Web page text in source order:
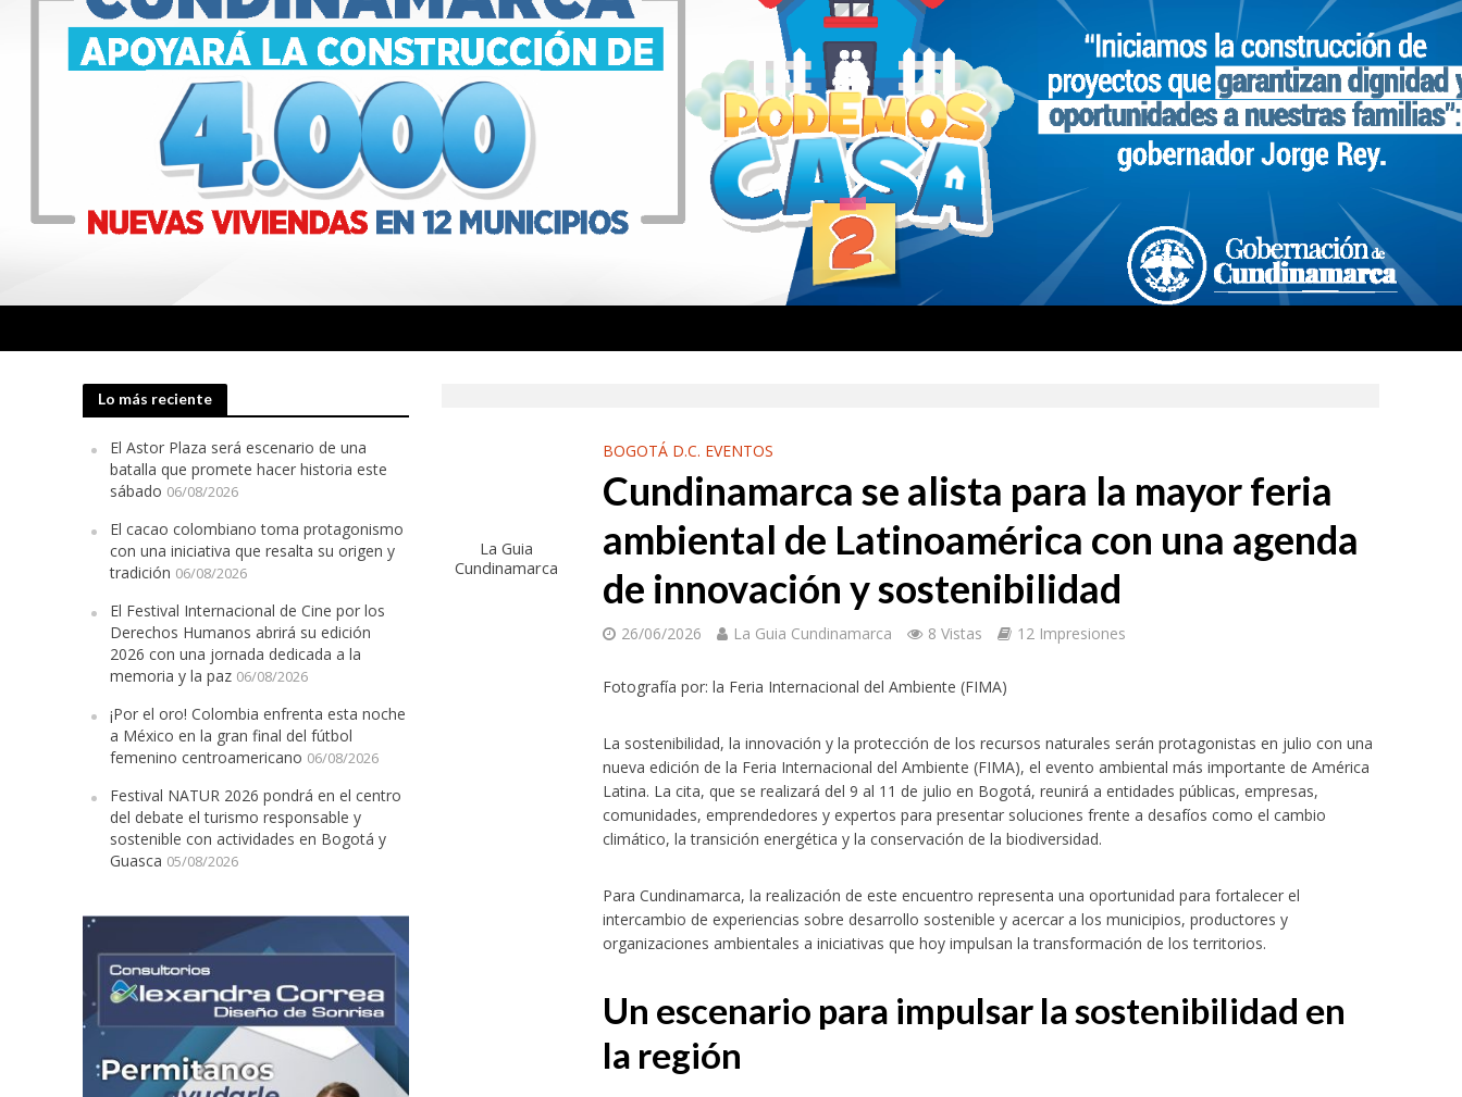
Lo más reciente
El Astor Plaza será escenario de una
batalla que promete hacer historia este
sábado 06/08/2026
El cacao colombiano toma protagonismo
con una iniciativa que resalta su origen y
tradición 06/08/2026
El Festival Internacional de Cine por los
Derechos Humanos abrirá su edición
2026 con una jornada dedicada a la
memoria y la paz 06/08/2026
¡Por el oro! Colombia enfrenta esta noche
a México en la gran final del fútbol
femenino centroamericano 06/08/2026
Festival NATUR 2026 pondrá en el centro
del debate el turismo responsable y
sostenible con actividades en Bogotá y
Guasca 05/08/2026
La Guia
Cundinamarca
BOGOTÁ D.C. EVENTOS
Cundinamarca se alista para la mayor feria
ambiental de Latinoamérica con una agenda
de innovación y sostenibilidad
26/06/2026 La Guia Cundinamarca 8 Vistas 12 Impresiones
Fotografía por: la Feria Internacional del Ambiente (FIMA)
La sostenibilidad, la innovación y la protección de los recursos naturales serán protagonistas en julio con una
nueva edición de la Feria Internacional del Ambiente (FIMA), el evento ambiental más importante de América
Latina. La cita, que se realizará del 9 al 11 de julio en Bogotá, reunirá a entidades públicas, empresas,
comunidades, emprendedores y expertos para presentar soluciones frente a desafíos como el cambio
climático, la transición energética y la conservación de la biodiversidad.
Para Cundinamarca, la realización de este encuentro representa una oportunidad para fortalecer el
intercambio de experiencias sobre desarrollo sostenible y acercar a los municipios, productores y
organizaciones ambientales a iniciativas que hoy impulsan la transformación de los territorios.
Un escenario para impulsar la sostenibilidad en
la región